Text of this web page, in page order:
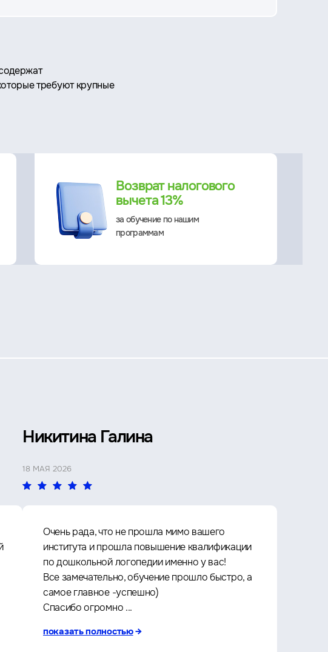
требуют крупные
Возврат налогового
вычета 13%
за обучение по нашим
программам
Никитина Галина
18 МАЯ 2026
Очень рада, что не прошла мимо вашего
института и прошла повышение квалификации
по дошкольной логопедии именно у вас!
Все замечательно, обучение прошло быстро, а
самое главное -успешно)
Спасибо огромно ...
показать полностью→